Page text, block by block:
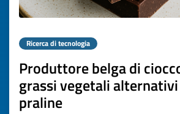
Ricerca di tecnologia
Produttore belga di
grassi vegetali
praline